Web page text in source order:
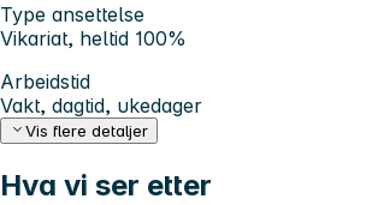
Type ansettelse
Vikariat, heltid 100%
Arbeidstid
Vakt, dagtid, ukedager
Vis flere detaljer
Hva vi ser etter